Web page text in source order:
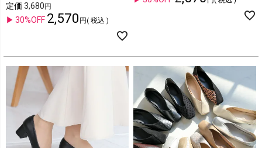
定価 3,680
30%OFF 2,570 税込